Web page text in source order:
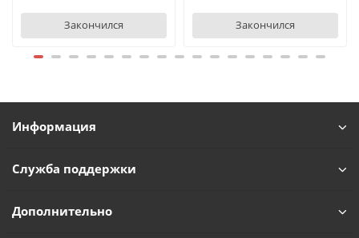
Закончился Закончился
Информация
Служба поддержки
Дополнительно
T TelefonAI
Обычно отвечаем за минуту
Powered byReplai
Чем можем помочь?